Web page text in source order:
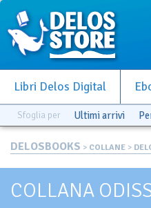
Libri Delos Digital
Sfoglia per Ultimi arrivi
DELOSBOOKS > COLLANE >
COLLANA